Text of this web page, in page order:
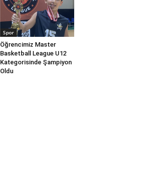
Spor
Öğrencimiz Master
Basketball League U12
Kategorisinde Şampiyon
Oldu